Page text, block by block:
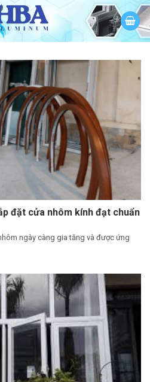
đặt cửa nhôm kính đạt chuẩn
ngày càng gia tăng và được ứng